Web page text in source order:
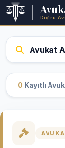
Doğru
Avukat
0 Kayıtlı